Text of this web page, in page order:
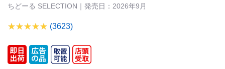
ちどーる SELECTION｜発売日：2026年9月
(3623)